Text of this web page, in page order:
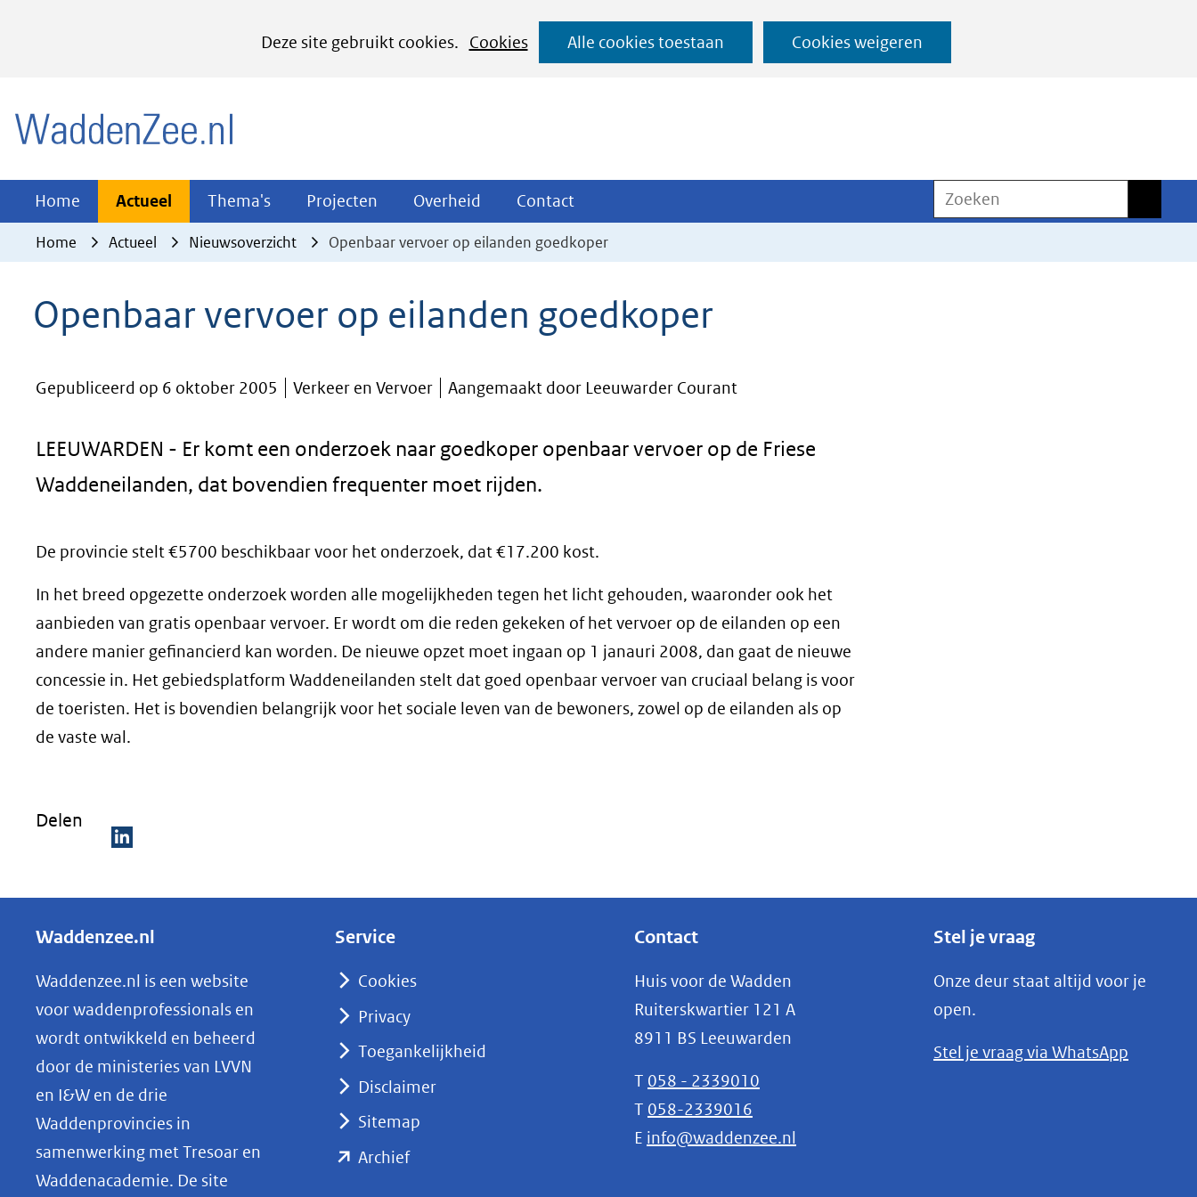
Deze site gebruikt cookies.
Cookies
het
cookies
website
worden
Alle cookies toestaan Cookies weigeren
Ga
naar
Home Actueel Actueel
Uitklappen
Thema's Thema's
Uitklappen
Projecten Projecten
Uitklappen
Overheid Overheid
Uitklappen
Contact
Uitklappen
Zoeken
Home Actueel Nieuwsoverzicht Openbaar vervoer op eilanden goedkoper
Openbaar vervoer op eilanden goedkoper
Gepubliceerd op 6 oktober 2005 Verkeer en Vervoer Aangemaakt door Leeuwarder Courant
LEEUWARDEN - Er komt een onderzoek naar goedkoper openbaar vervoer op de Friese
Waddeneilanden, dat bovendien frequenter moet rijden.
De provincie stelt €5700 beschikbaar voor het onderzoek, dat €17.200 kost.
In het breed opgezette onderzoek worden alle mogelijkheden tegen het licht gehouden, waaronder ook het
aanbieden van gratis openbaar vervoer. Er wordt om die reden gekeken of het vervoer op de eilanden op een
andere manier gefinancierd kan worden. De nieuwe opzet moet ingaan op 1 janauri 2008, dan gaat de nieuwe
concessie in. Het gebiedsplatform Waddeneilanden stelt dat goed openbaar vervoer van cruciaal belang is voor
de toeristen. Het is bovendien belangrijk voor het sociale leven van de bewoners, zowel op de eilanden als op
de vaste wal.
Delen
e
e
n
o
p
L
k
e
d
Waddenzee.nl
Waddenzee.nl is een website
voor waddenprofessionals en
wordt ontwikkeld en beheerd
door de ministeries van LVVN
en I&W en de drie
Waddenprovincies in
samenwerking met Tresoar en
Waddenacademie. De site
Service
Cookies
Privacy
Toegankelijkheid
Disclaimer
Sitemap
Archief(opent
Contact
Huis voor de Wadden
Ruiterskwartier 121 A
8911 BS Leeuwarden
T 058 - 2339010
T 058-2339016
E info@waddenzee.nl
Stel je vraag
Onze deur staat altijd voor je
open.
Stel je vraag via WhatsApp